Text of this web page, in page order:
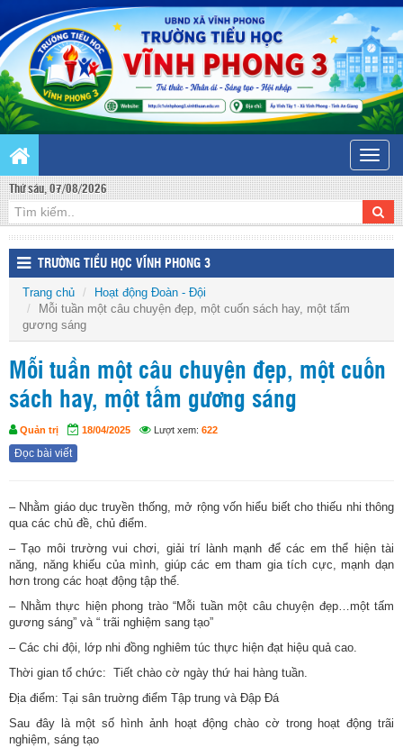
Toggle
Thứ sáu, 07/08/2026
TRƯỜNG TIỂU HỌC VĨNH PHONG 3
Trang chủ
Hoạt động Đoàn - Đội
Mỗi tuần một câu chuyện đẹp, một cuốn sách hay, một tấm
gương sáng
Mỗi tuần một câu chuyện đẹp, một cuốn
sách hay, một tấm gương sáng
Quản trị 18/04/2025 Lượt xem: 622
Đọc bài viết
– Nhằm giáo dục truyền thống, mở rộng vốn hiểu biết cho thiếu nhi thông
qua các chủ đề, chủ điểm.
– Tạo môi trường vui chơi, giải trí lành mạnh để các em thể hiện tài
năng, năng khiếu của mình, giúp các em tham gia tích cực, mạnh dạn
hơn trong các hoạt động tập thể.
– Nhằm thực hiện phong trào “Mỗi tuần một câu chuyện đẹp…một tấm
gương sáng” và “ trãi nghiệm sang tạo”
– Các chi đội, lớp nhi đồng nghiêm túc thực hiện đạt hiệu quả cao.
Thời gian tổ chức: Tiết chào cờ ngày thứ hai hàng tuần.
Địa điểm: Tại sân truờng điểm Tập trung và Đập Đá
Sau đây là một số hình ảnh hoạt động chào cờ trong hoạt động trãi
nghiệm, sáng tạo